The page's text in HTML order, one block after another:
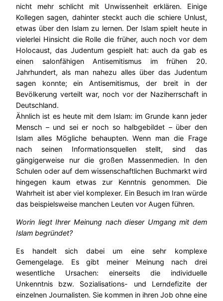
nicht mehr schlicht mit Unwissenheit erklären. Einige
Kollegen sagen, dahinter steckt auch die schiere Unlust,
etwas über den Islam zu lernen. Der Islam spielt heute in
vielerlei Hinsicht die Rolle die früher, auch noch vor dem
Holocaust, das Judentum gespielt hat: auch da gab es
einen salonfähigen Antisemitismus im frühen 20.
Jahrhundert, als man nahezu alles über das Judentum
sagen konnte; ein Antisemitismus, der breit in der
Bevölkerung verteilt war, noch vor der Naziherrschaft in
Deutschland.
Ähnlich ist es heute mit dem Islam: im Grunde kann jeder
Mensch – und sei er noch so halbgebildet – über den
Islam alles Mögliche behaupten. Wenn man die Frage
nach seinen Informationsquellen stellt, sind das
gängigerweise nur die großen Massenmedien. In den
Schulen oder auf dem wissenschaftlichen Buchmarkt wird
hingegen kaum etwas zur Kenntnis genommen. Die
Wahrheit ist aber viel komplexer. Ein Besuch im Iran würde
das beispielsweise manchen Leuten vor Augen führen.
Worin liegt Ihrer Meinung nach dieser Umgang mit dem
Islam begründet?
Es handelt sich dabei um eine sehr komplexe
Gemengelage. Es gibt meiner Meinung nach drei
wesentliche Ursachen: einerseits die individuelle
Unkenntnis bzw. Sozialisations- und Lerndefizite der
einzelnen Journalisten. Sie kommen in ihren Job ohne eine